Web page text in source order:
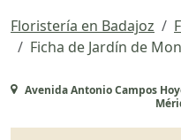
Floristería en Badajoz
Ficha de Jardín de
Avenida Antonio Campos